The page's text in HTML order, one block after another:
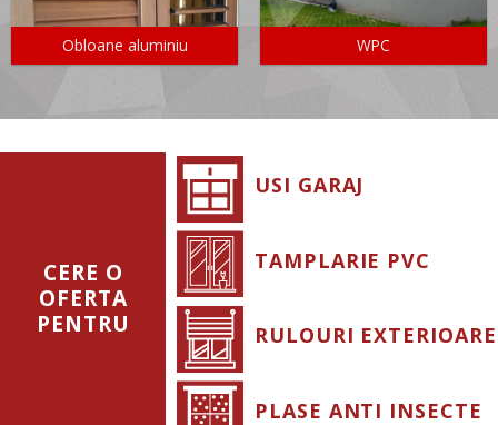
Obloane aluminiu WPC
CERE O
OFERTA
PENTRU
USI GARAJ
TAMPLARIE PVC
RULOURI EXTERIOARE
PLASE ANTI INSECTE